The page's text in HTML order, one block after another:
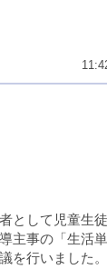
として児童生
主事の「生活
を行いました